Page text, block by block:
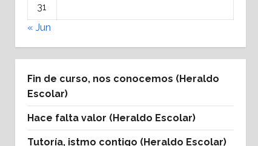
31
« Jun
Fin de curso, nos conocemos (Heraldo
Escolar)
Hace falta valor (Heraldo Escolar)
Tutoría, istmo contigo (Heraldo Escolar)